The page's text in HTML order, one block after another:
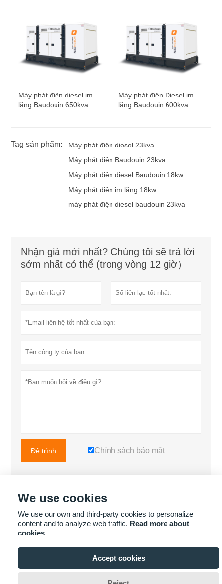

Máy phát điện diesel im
lặng Baudouin 650kva
Máy phát điện Diesel im
lặng Baudouin 600kva
Tag sản phẩm:
Máy phát điện diesel 23kva
Máy phát điện Baudouin 23kva
Máy phát điện diesel Baudouin 18kw
Máy phát điện im lặng 18kw
máy phát điện diesel baudouin 23kva
Nhận giá mới nhất? Chúng tôi sẽ trả lời
sớm nhất có thể (trong vòng 12 giờ）
Đệ trình Chính sách bảo mật
NHIỀU DỊCH VỤ HƠN
We use cookies
We use our own and third-party cookies to personalize
content and to analyze web traffic. Read more about
cookies
Accept cookies